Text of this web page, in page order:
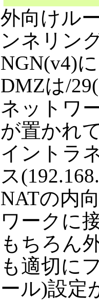
外向けル
ンネリン
NGN(v4)
DMZは/
ネットワ
が置かれ
イントラ
ス
NATの内
ワークに
もちろん
も適切に
ール)設定